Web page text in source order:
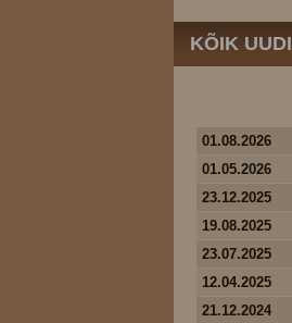
KÕIK
01.08.2026
01.05.2026
23.12.2025
19.08.2025
23.07.2025
12.04.2025
21.12.2024